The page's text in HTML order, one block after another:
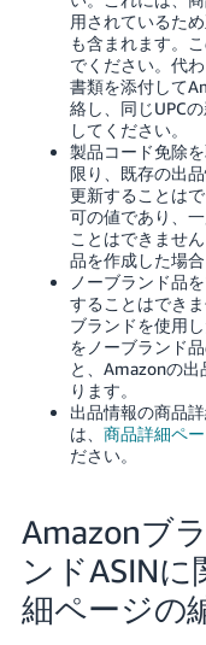
用されているた
も含まれます。
でください。代
書類を添付して
絡し、同じUPC
してください。
製品コード免除
限り、既存の出
更新することは
可の値であり、
ことはできませ
品を作成した場合
ノーブランド品
することはでき
ブランドを使用
をノーブランド
と、Amazonの
ります。
出品情報の商品
は、 商品詳細ペ
ださい。
Amazonブ
ンドASIN
細ページの